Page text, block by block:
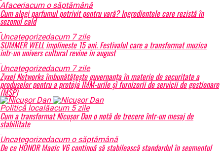
Afaceriacum o săptămână
Cum alegi parfumul potrivit pentru vară? Ingredientele care rezistă în
sezonul cald
Uncategorizedacum 7 zile
SUMMER WELL implineste 15 ani. Festivalul care a transformat muzica
intr-un univers cultural revine in august
Uncategorizedacum 7 zile
Zyxel Networks îmbunătățește guvernanța în materie de securitate a
produselor pentru a proteja IMM-urile și furnizorii de servicii de gestionare
(MSP)
Politică localăacum 5 zile
Cum a transformat Nicușor Dan o notă de trecere într-un mesaj de
stabilitate
Uncategorizedacum o săptămână
De ce HONOR Magic V6 continuă să stabilească standardul în segmentul